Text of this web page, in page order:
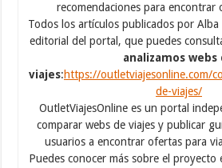
recomendaciones para encontrar
Todos los artículos publicados por
editorial del portal, que puedes
analizamos webs
viajes:https://outletviajesonline.com/
de-viajes/
OutletViajesOnline es un portal
comparar webs de viajes y publicar
usuarios a encontrar ofertas para
Puedes conocer más sobre el proyecto